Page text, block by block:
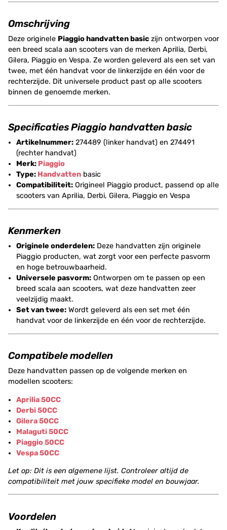
Omschrijving
Deze originele Piaggio handvatten basic zijn ontworpen voor
een breed scala aan scooters van de merken Aprilia, Derbi,
Gilera, Piaggio en Vespa. Ze worden geleverd als een set van
twee, met één handvat voor de linkerzijde en één voor de
rechterzijde. Dit universele product past op alle scooters
binnen de genoemde merken.
Specificaties Piaggio handvatten basic
Artikelnummer: 274489 (linker handvat) en 274491
(rechter handvat)
Merk: Piaggio
Type: Handvatten basic
Compatibiliteit: Origineel Piaggio product, passend op alle
scooters van Aprilia, Derbi, Gilera, Piaggio en Vespa
Kenmerken
Originele onderdelen: Deze handvatten zijn originele
Piaggio producten, wat zorgt voor een perfecte pasvorm
en hoge betrouwbaarheid.
Universele pasvorm: Ontworpen om te passen op een
breed scala aan scooters, wat deze handvatten zeer
veelzijdig maakt.
Set van twee: Wordt geleverd als een set met één
handvat voor de linkerzijde en één voor de rechterzijde.
Compatibele modellen
Deze handvatten passen op de volgende merken en
modellen scooters:
Aprilia 50CC
Derbi 50CC
Gilera 50CC
Malaguti 50CC
Piaggio 50CC
Vespa 50CC
Let op: Dit is een algemene lijst. Controleer altijd de
compatibiliteit met jouw specifieke model en bouwjaar.
Voordelen